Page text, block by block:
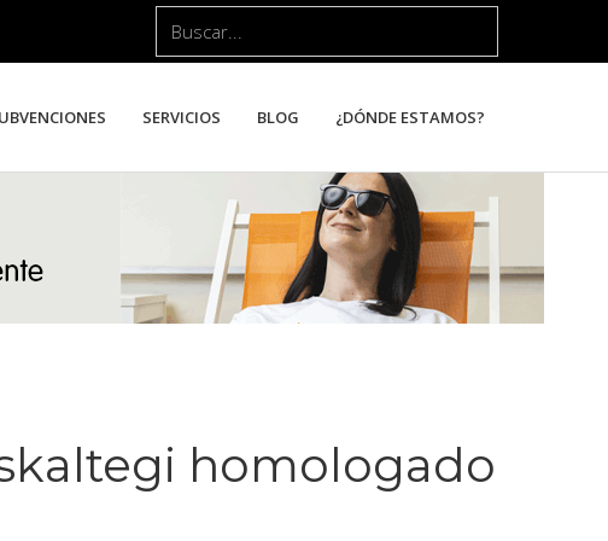
SERVICIOS BLOG ¿DÓNDE ESTAMOS?
homologado